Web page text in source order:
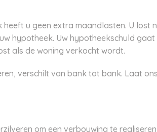
u geen extra maandlasten. U lost
hypotheek. Uw hypotheekschuld
als de woning verkocht wordt.
verschilt van bank tot bank. Laat
om een verbouwing te